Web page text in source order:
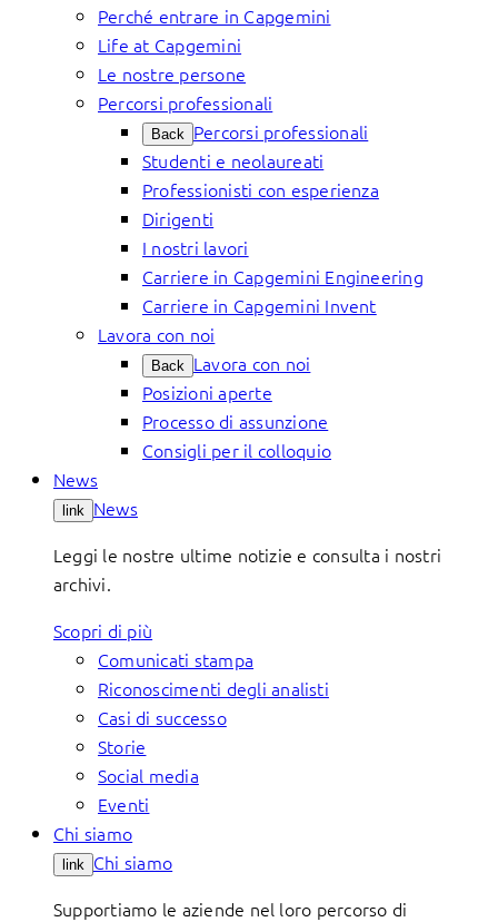
Perché entrare in Capgemini
Life at Capgemini
Le nostre persone
Percorsi professionali
Back Percorsi professionali
Studenti e neolaureati
Professionisti con esperienza
Dirigenti
I nostri lavori
Carriere in Capgemini Engineering
Carriere in Capgemini Invent
Lavora con noi
Back Lavora con noi
Posizioni aperte
Processo di assunzione
Consigli per il colloquio
News
link News
Leggi le nostre ultime notizie e consulta i nostri
archivi.
Scopri di più
Comunicati stampa
Riconoscimenti degli analisti
Casi di successo
Storie
Social media
Eventi
Chi siamo
link Chi siamo
Supportiamo le aziende nel loro percorso di